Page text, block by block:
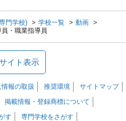
門学校) 学校一覧
動画
・職業指導員
イト表示
報の取扱 推奨環境
サイトマップ
掲載情報・登録商標について
す
専門学校をさがす